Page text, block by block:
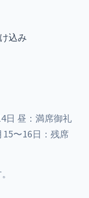
込み
日 昼：満席御礼
15〜16日：残席